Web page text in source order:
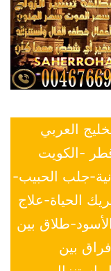
العربي
-الكويت
جلب الحبيب-
الحياة-علاج
طلاق بين
بين